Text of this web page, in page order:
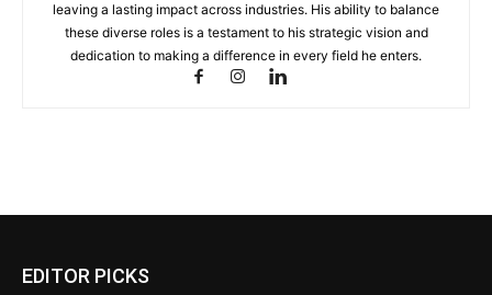
leaving a lasting impact across industries. His ability to balance
these diverse roles is a testament to his strategic vision and
dedication to making a difference in every field he enters.
EDITOR PICKS